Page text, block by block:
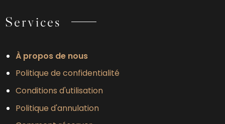
Services
À propos de nous
Politique de confidentialité
Conditions d'utilisation
Politique d'annulation